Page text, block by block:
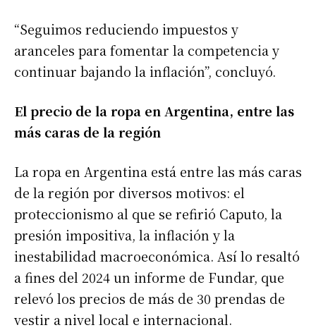
“Seguimos reduciendo impuestos y
aranceles para fomentar la competencia y
continuar bajando la inflación”, concluyó.
El precio de la ropa en Argentina, entre las
más caras de la región
La ropa en Argentina está entre las más caras
de la región por diversos motivos: el
proteccionismo al que se refirió Caputo, la
presión impositiva, la inflación y la
inestabilidad macroeconómica. Así lo resaltó
a fines del 2024 un informe de Fundar, que
relevó los precios de más de 30 prendas de
vestir a nivel local e internacional.